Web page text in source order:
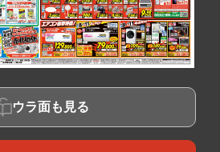
ウラ面も見る